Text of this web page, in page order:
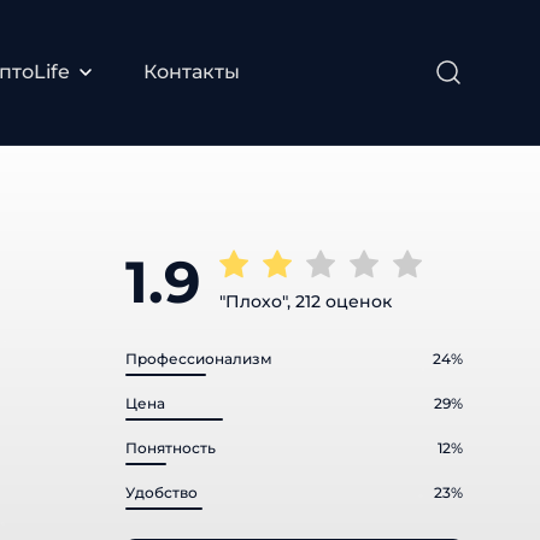
Контакты
1.9 "Плохо", 212 оценок
Профессионализм 24%
Цена 29%
Понятность 12%
Удобство 23%